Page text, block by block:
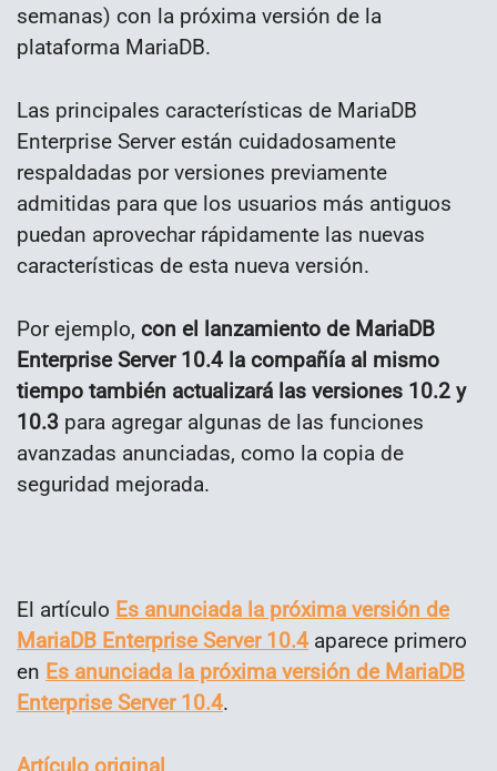
semanas) con la próxima versión de la
plataforma MariaDB.
Las principales características de MariaDB
Enterprise Server están cuidadosamente
respaldadas por versiones previamente
admitidas para que los usuarios más antiguos
puedan aprovechar rápidamente las nuevas
características de esta nueva versión.
Por ejemplo, con el lanzamiento de MariaDB
Enterprise Server 10.4 la compañía al mismo
tiempo también actualizará las versiones 10.2 y
10.3 para agregar algunas de las funciones
avanzadas anunciadas, como la copia de
seguridad mejorada.
El artículo Es anunciada la próxima versión de
MariaDB Enterprise Server 10.4 aparece primero
en Es anunciada la próxima versión de MariaDB
Enterprise Server 10.4.